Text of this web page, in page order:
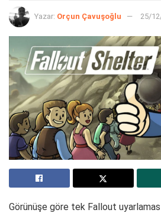
Yazar: Orçun Çavuşoğlu 25/
Görünüşe göre tek Fallout